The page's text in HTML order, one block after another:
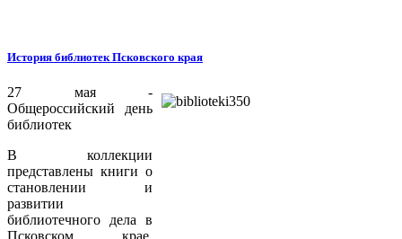
История библиотек Псковского края
27 мая -
Общероссийский день
библиотек
В коллекции
представлены книги о
становлении и
развитии
библиотечного дела в